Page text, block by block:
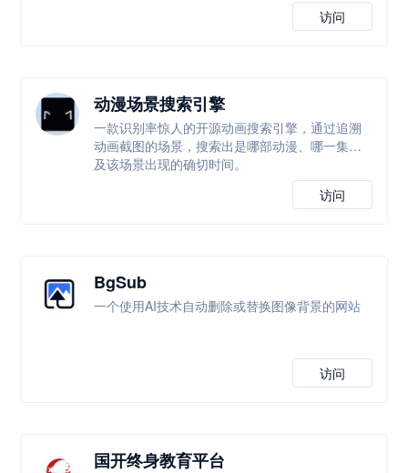
访问
动漫场景搜索引擎
一款识别率惊人的开源动画搜索引擎，通过追溯
动画截图的场景，搜索出是哪部动漫、哪一集以
及该场景出现的确切时间。
访问
BgSub
一个使用AI技术自动删除或替换图像背景的网站
访问
国开终身教育平台